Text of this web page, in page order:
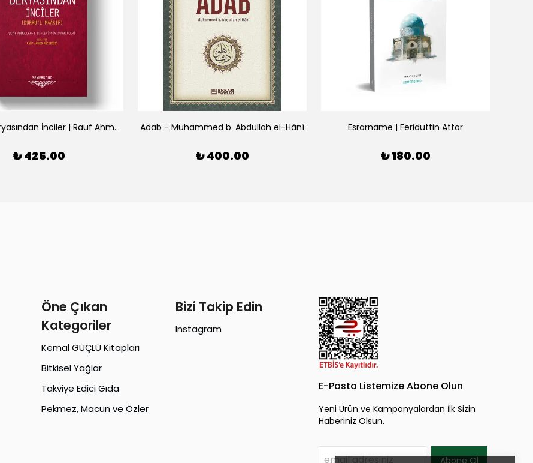
Marifet Deryasından İnciler | Rauf Ahmed Müceddidi
₺ 425.00
Adab - Muhammed b. Abdullah el-Hânî
₺ 400.00
Esrarname | Feriduttin Attar
₺ 180.00
Öne Çıkan
Kategoriler
Kemal GÜÇLÜ Kitapları
Bitkisel Yağlar
Takviye Edici Gıda
Pekmez, Macun ve Özler
Bizi Takip Edin
Instagram
E-Posta Listemize Abone Olun
Yeni Ürün ve Kampanyalardan İlk Sizin
Haberiniz Olsun.